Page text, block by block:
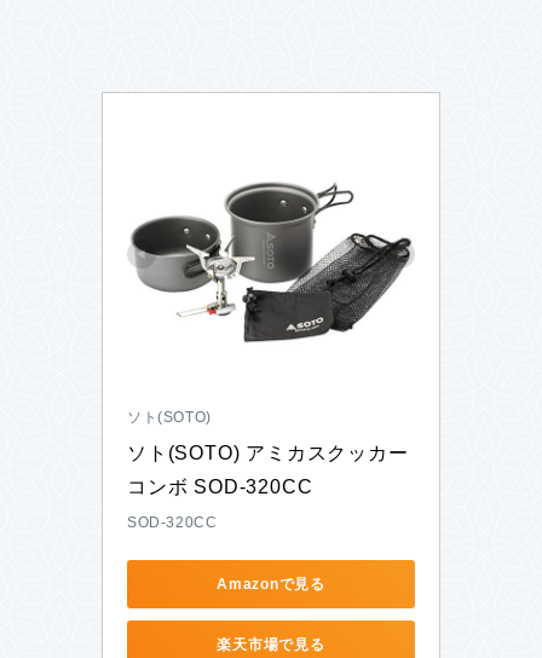
ソト(SOTO)
ソト(SOTO) アミカスクッカー
コンボ SOD-320CC
SOD-320CC
Amazonで見る
楽天市場で見る